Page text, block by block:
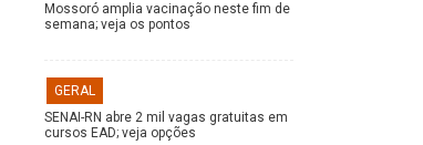
Mossoró amplia vacinação neste fim de
semana; veja os pontos
GERAL
SENAI-RN abre 2 mil vagas gratuitas em
cursos EAD; veja opções